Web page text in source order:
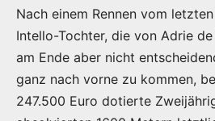
Nach einem Rennen vom
Intello-Tochter, die von Adrie
am Ende aber nicht
ganz nach vorne zu kommen,
247.500 Euro dotierte